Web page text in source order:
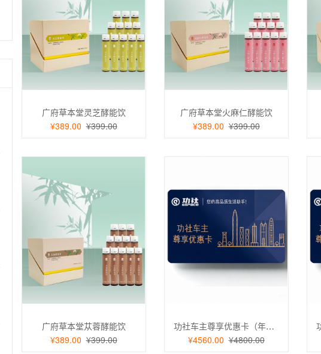
维达（Vinda）抽纸 超韧3层
盒装抽纸 卫生纸 纸巾
瓶
2336.00
客冠玖悟志尊白酒500ml两
1376.00
功社优选碳培鸭屎香茶叶
茅台葡萄酒梦幻之秋赤霞珠
维达（Vinda）抽纸 超韧3层
盒装抽纸 卫生纸 纸巾
客冠玖悟志尊白酒500ml两
瓶
1376.00
茅台葡萄酒梦幻之秋赤霞珠
广府草本堂灵芝酵能饮
¥389.00 ¥399.00
广府草本堂火麻仁酵能饮
¥389.00 ¥399.00
广府草本堂苁蓉酵能饮
¥389.00 ¥399.00
功社车主尊享优惠卡（年卡）
¥4560.00 ¥4800.00